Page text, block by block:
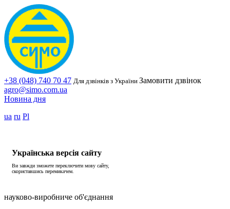
+38 (048) 740 70 47 Для дзвінків з України Замовити дзвінок
agro@simo.com.ua
Новина дня
ua ru Pl
Українська версія сайту
Ви завжди зможете переключити мову сайту,
скориставшись перемикачем.
науково-виробниче об'єднання